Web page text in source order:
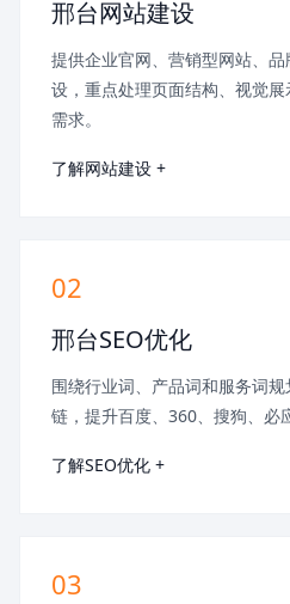
邢台网站建设
提供企业官网、营销型网站、
设，重点处理页面结构、视觉
需求。
了解网站建设 +
02
邢台SEO优化
围绕行业词、产品词和服务词
链，提升百度、360、搜狗、必
了解SEO优化 +
03